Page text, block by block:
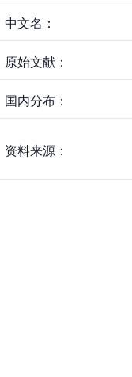
中文名：
原始文献：
国内分布：
资料来源：